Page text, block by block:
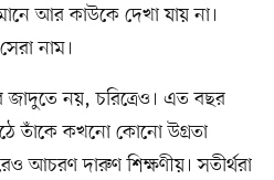
আর কাউকে দেখা যায় না।
নাম।
জাদুতে নয়, চরিত্রেও। এত বছর
তাঁকে কখনো কোনো উগ্রতা
আচরণ দারুণ শিক্ষণীয়। সতীর্থরা